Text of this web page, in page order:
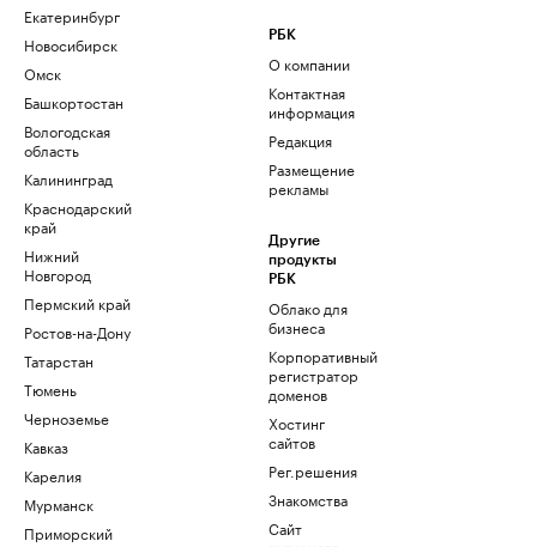
Екатеринбург
Новосибирск
Омск
Башкортостан
Вологодская
область
Калининград
Краснодарский
край
Нижний
Новгород
Пермский край
Ростов-на-Дону
Татарстан
Тюмень
Черноземье
Кавказ
Карелия
Мурманск
Приморский
РБК
О компании
Контактная
информация
Редакция
Размещение
рекламы
Другие
продукты
РБК
Облако для
бизнеса
Корпоративный
регистратор
доменов
Хостинг
сайтов
Рег.решения
Знакомства
Сайт